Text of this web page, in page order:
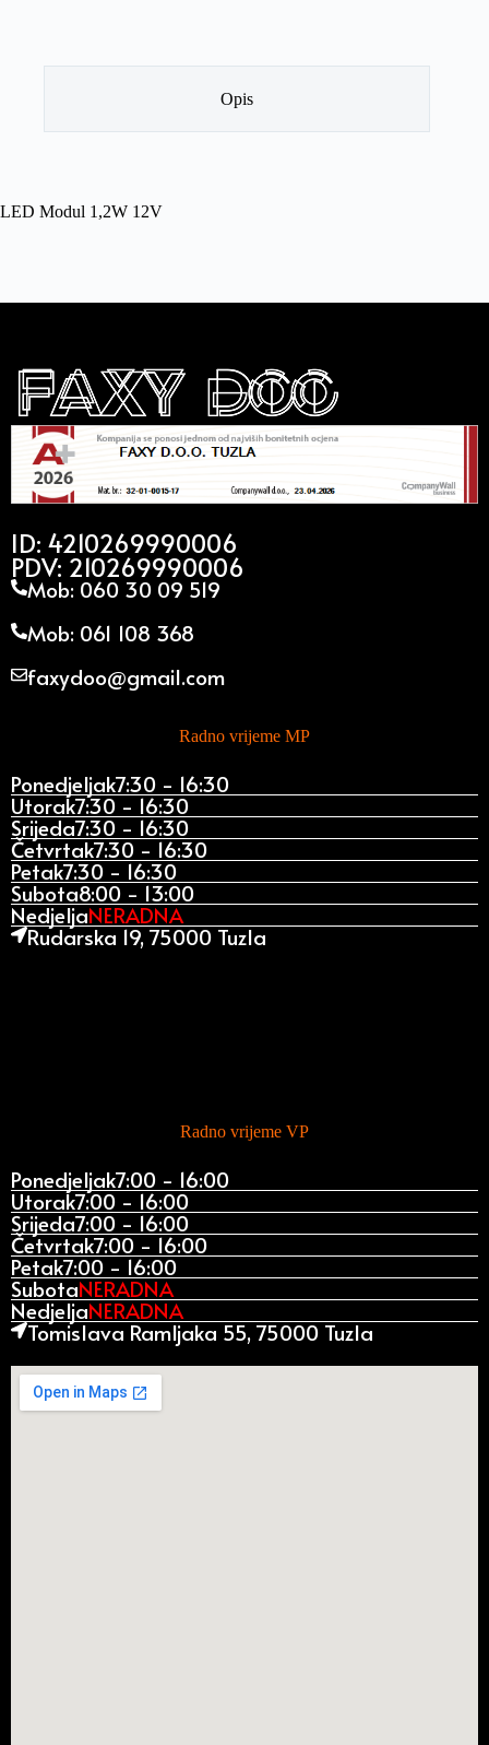
Opis
LED Modul 1,2W 12V
ID: 4210269990006
PDV: 210269990006
Mob: 060 30 09 519
Mob: 061 108 368
faxydoo@gmail.com
Radno vrijeme MP
Ponedjeljak7:30 - 16:30
Utorak7:30 - 16:30
Srijeda7:30 - 16:30
Četvrtak7:30 - 16:30
Petak7:30 - 16:30
Subota8:00 - 13:00
NedjeljaNERADNA
Rudarska 19, 75000 Tuzla
Radno vrijeme VP
Ponedjeljak7:00 - 16:00
Utorak7:00 - 16:00
Srijeda7:00 - 16:00
Četvrtak7:00 - 16:00
Petak7:00 - 16:00
SubotaNERADNA
NedjeljaNERADNA
Tomislava Ramljaka 55, 75000 Tuzla